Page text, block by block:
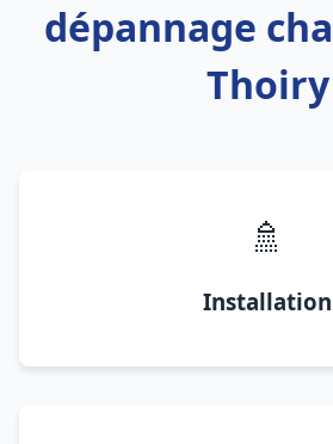
dépannage
Thoiry
🚿
Installation